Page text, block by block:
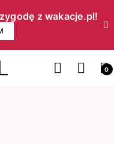
z wakacje.pl!​
0